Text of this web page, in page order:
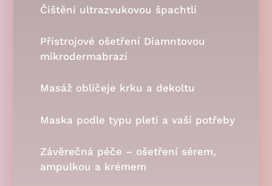
Čištění ultrazvukovou špachtlí
Přístrojové ošetření Diamntovou
mikrodermabrazí
Masáž obličeje krku a dekoltu
Maska podle typu pleti a vaší potřeby
Závěrečná péče – ošetření sérem,
ampulkou a krémem